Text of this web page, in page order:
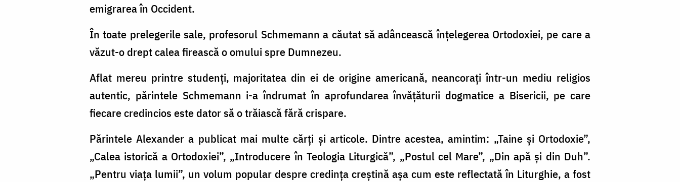
emigrarea în Occident.
În toate prelegerile sale, profesorul Schmemann a căutat să adâncească înţelegerea Ortodoxiei, pe care a
văzut-o drept calea firească o omului spre Dumnezeu.
Aflat mereu printre studenţi, majoritatea din ei de origine americană, neancoraţi într-un mediu religios
autentic, părintele Schmemann i-a îndrumat în aprofundarea învăţăturii dogmatice a Bisericii, pe care
fiecare credincios este dator să o trăiască fără crispare.
Părintele Alexander a publicat mai multe cărţi şi articole. Dintre acestea, amintim: „Taine și Ortodoxie”,
„Calea istorică a Ortodoxiei”, „Introducere în Teologia Liturgică”, „Postul cel Mare”, „Din apă și din Duh”.
„Pentru viaţa lumii”, un volum popular despre credinţa creştină aşa cum este reflectată în Liturghie, a fost